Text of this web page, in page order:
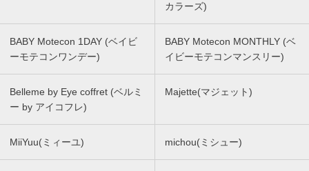
カラーズ)
BABY Motecon 1DAY (ベイビ
ーモテコンワンデー)
BABY Motecon MONTHLY (ベ
イビーモテコンマンスリー)
Belleme by Eye coffret (ベルミ
ー by アイコフレ)
Majette(マジェット)
MiiYuu(ミィーユ) michou(ミシュー)